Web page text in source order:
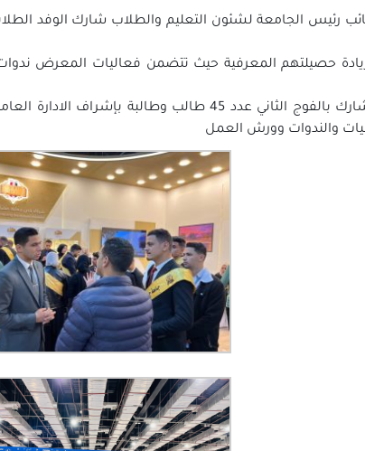
رئيس الجامعة لشئون التعليم والطلاب شارك الوفد
حصيلتهم المعرفية حيث تتضمن فعاليات المعرض
واضاف الدكتور بدوي شحات نائب رئيس الجامعة لشئون التعليم والطلاب انه يشارك بالفوج
والندوات وورش العمل